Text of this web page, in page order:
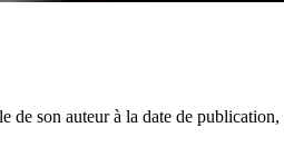
son auteur à la date de